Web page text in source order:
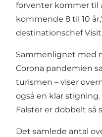
forventer kommer til
kommende 8 til 10
destinationschef
Sammenlignet med
Corona pandemien
turismen – viser
også en klar
Falster er dobbelt så
Det samlede antal